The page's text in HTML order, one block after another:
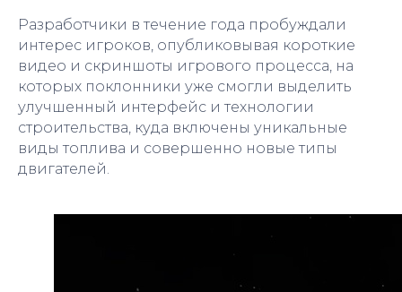
Разработчики в течение года пробуждали
интерес игроков, опубликовывая короткие
видео и скриншоты игрового процесса, на
которых поклонники уже смогли выделить
улучшенный интерфейс и технологии
строительства, куда включены уникальные
виды топлива и совершенно новые типы
двигателей.